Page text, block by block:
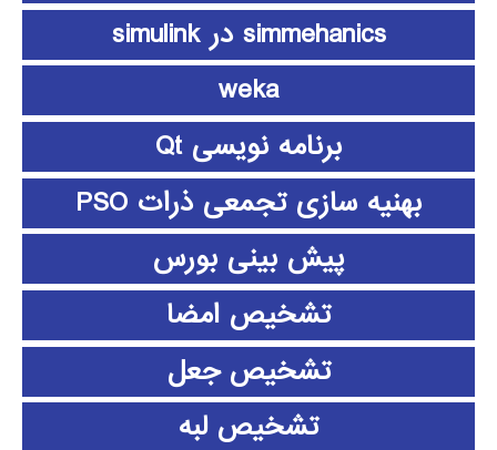
simmehanics در simulink
weka
برنامه نویسی Qt
بهنیه سازی تجمعی ذرات PSO
پیش بینی بورس
تشخیص امضا
تشخیص جعل
تشخیص لبه